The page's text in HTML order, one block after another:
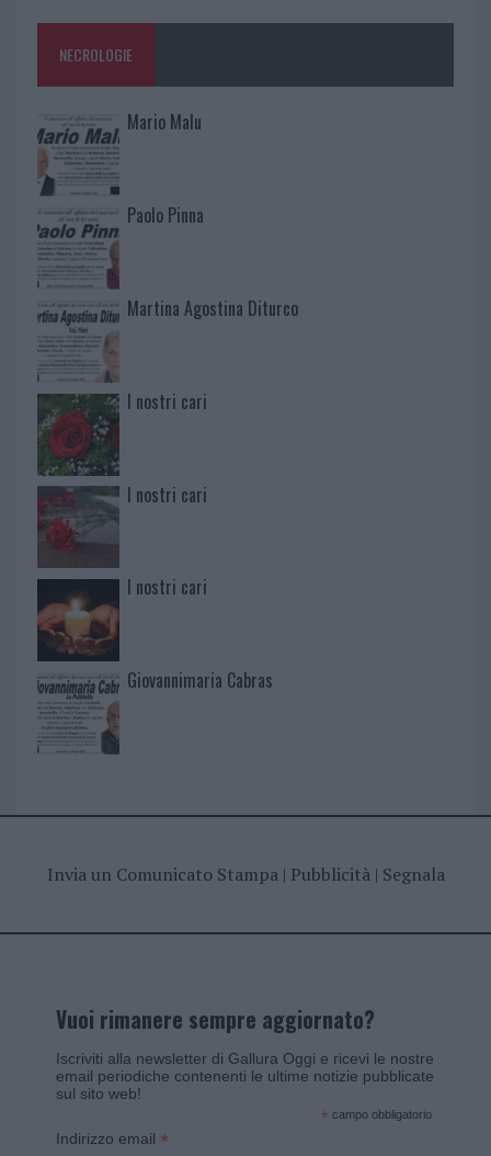
NECROLOGIE
Mario Malu
Paolo Pinna
Martina Agostina Diturco
I nostri cari
I nostri cari
I nostri cari
Giovannimaria Cabras
Invia un Comunicato Stampa| Pubblicità| Segnala
Vuoi rimanere sempre aggiornato?
Iscriviti alla newsletter di Gallura Oggi e ricevi le nostre
email periodiche contenenti le ultime notizie pubblicate
sul sito web!
* campo obbligatorio
Indirizzo email *